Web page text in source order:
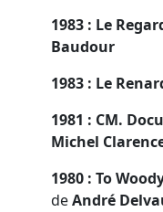
1983 : Le
Baudour
1983 : Le
1981 : CM.
Michel
1980 : To
deAndré